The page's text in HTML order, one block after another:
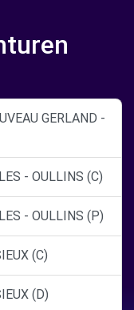
GERLAND -
- OULLINS (C)
- OULLINS (P)
(C)
(D)